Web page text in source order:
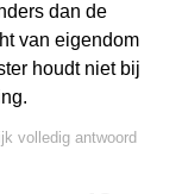
dan de
van eigendom
houdt niet bij
volledig antwoord